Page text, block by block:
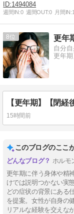
1494084
週間IN:0 週間OUT:0 月間IN:
8
自分
更年期
15時間前
このブログのここ
ホルモ
更年期に伴う身体や精
けでは説明つかない実
どの症状の背景にある
を提案。女性が自身の
リアルな経験を交えな